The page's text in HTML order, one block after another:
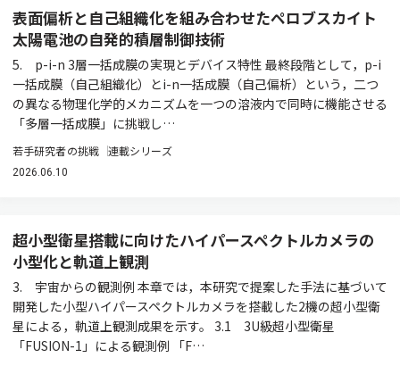
表面偏析と自己組織化を組み合わせたペロブスカイト
太陽電池の自発的積層制御技術
5. p-i-n 3層一括成膜の実現とデバイス特性 最終段階として，p-i
一括成膜（自己組織化）とi-n一括成膜（自己偏析）という，二つ
の異なる物理化学的メカニズムを一つの溶液内で同時に機能させる
「多層一括成膜」に挑戦し…
若手研究者の挑戦 連載シリーズ
2026.06.10
超小型衛星搭載に向けたハイパースペクトルカメラの
小型化と軌道上観測
3. 宇宙からの観測例 本章では，本研究で提案した手法に基づいて
開発した小型ハイパースペクトルカメラを搭載した2機の超小型衛
星による，軌道上観測成果を示す。 3.1 3U級超小型衛星
「FUSION-1」による観測例 「F…